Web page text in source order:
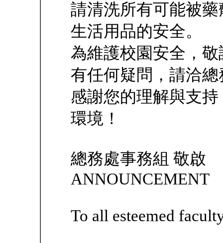
請清洗所有可能被
生活用品的安全。
為維護校園安全，
有任何疑問，請洽
感謝您的理解與支
環境！
總務處事務組 敬啟
ANNOUNCEMENT
To all esteemed